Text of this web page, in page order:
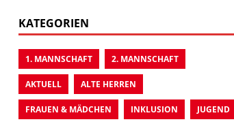
KATEGORIEN
1. MANNSCHAFT 2. MANNSCHAFT
AKTUELL ALTE HERREN
FRAUEN & MÄDCHEN INKLUSION JUGEND